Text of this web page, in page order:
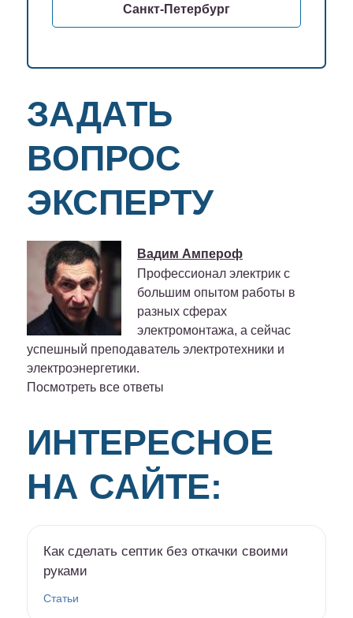
Санкт-Петербург
ЗАДАТЬ
ВОПРОС
ЭКСПЕРТУ
Вадим Ампероф
Профессионал электрик с
большим опытом работы в
разных сферах
электромонтажа, а сейчас
успешный преподаватель электротехники и
электроэнергетики.
Посмотреть все ответы
ИНТЕРЕСНОЕ
НА САЙТЕ:
Как сделать септик без откачки своими
руками
Статьи